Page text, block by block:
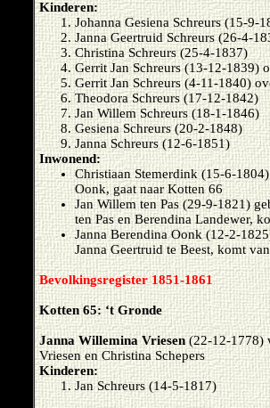
Kinderen:
Johanna Gesiena Schreurs (15-9-
Janna Geertruid Schreurs (26-4-
Christina Schreurs (25-4-1837)
Gerrit Jan Schreurs (13-12-1839)
Gerrit Jan Schreurs (4-11-1840)
Theodora Schreurs (17-12-1842)
Jan Willem Schreurs (18-1-1846)
Gesiena Schreurs (20-2-1848)
Janna Schreurs (12-6-1851)
Inwonend:
Christiaan Stemerdink (15-6-
Oonk, gaat naar Kotten 66
Jan Willem ten Pas (29-9-1821)
ten Pas en Berendina Landewer,
Janna Berendina Oonk (12-2-
Janna Geertruid te Beest, komt
Bevolkingsregister 1851-1861
Kotten 65: ‘t Gronde
Janna Willemina Vriesen(22-12-1778)
Vriesen en Christina Schepers
Kinderen:
Jan Schreurs (14-5-1817)